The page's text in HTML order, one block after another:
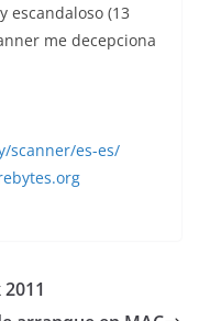
escandaloso (13
me decepciona
scanner/es-es/